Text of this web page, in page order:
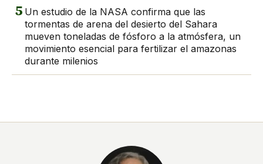
5 Un estudio de la NASA confirma que las
tormentas de arena del desierto del Sahara
mueven toneladas de fósforo a la atmósfera, un
movimiento esencial para fertilizar el amazonas
durante milenios